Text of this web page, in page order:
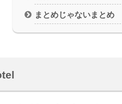
まとめじゃないまとめ